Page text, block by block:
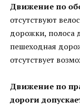
Движение по
отсутствуют
дорожки, полоса
пешеходная
отсутствует
Движение по
дороги